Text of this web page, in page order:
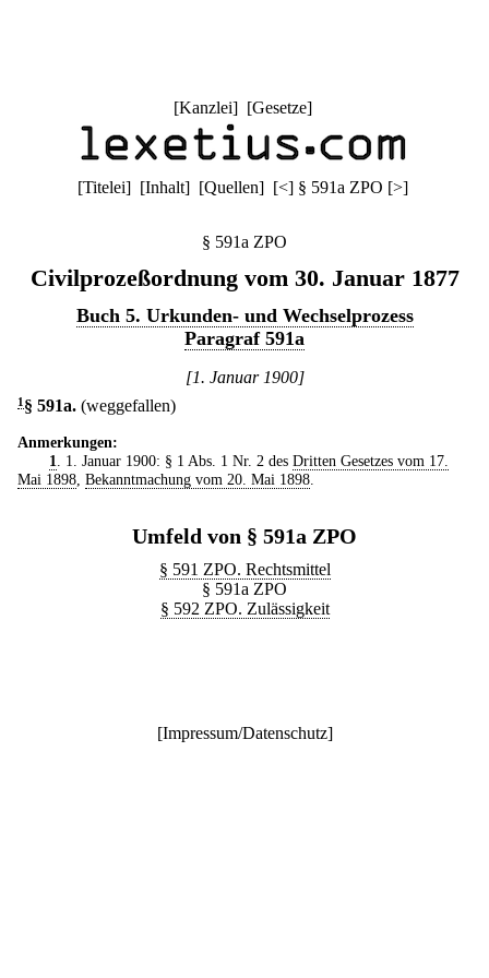
[Kanzlei] [Gesetze]
[Titelei] [Inhalt] [Quellen] [<] § 591a ZPO [>]
§ 591a ZPO
Civilprozeßordnung vom 30. Januar 1877
Buch 5. Urkunden- und Wechselprozess
Paragraf 591a
[1. Januar 1900]
1 § 591a. (weggefallen)
Anmerkungen:
1
. 1. Januar 1900: § 1 Abs. 1 Nr. 2 des Dritten Gesetzes vom 17.
Mai 1898 Bekanntmachung vom 20. Mai 1898
Umfeld von § 591a ZPO
§ 591 ZPO. Rechtsmittel
§ 591a ZPO
§ 592 ZPO. Zulässigkeit
[Impressum/Datenschutz]